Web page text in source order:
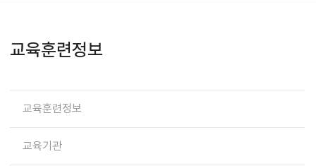
교육훈련정보
교육훈련정보
교육기관